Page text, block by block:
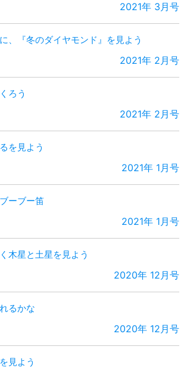
2021年 3月号
、『冬のダイヤモンド』を見よう
2021年 2月号
ろう
2021年 2月号
を見よう
2021年 1月号
ーブー笛
2021年 1月号
木星と土星を見よう
2020年 12月号
るかな
2020年 12月号
見よう